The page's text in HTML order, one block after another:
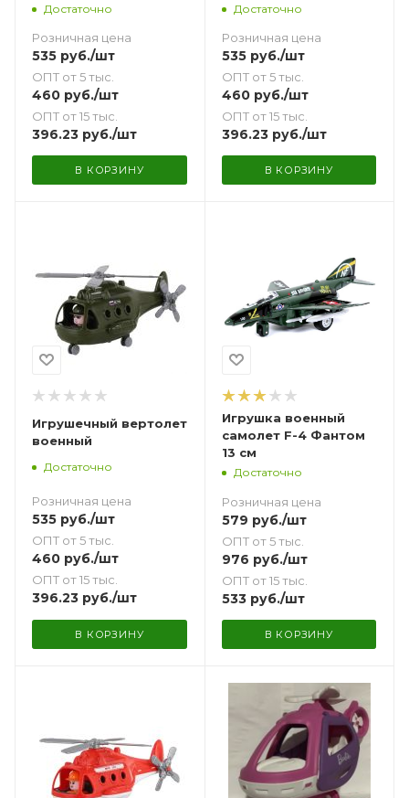
Достаточно
Розничная цена
535 руб./шт
ОПТ от 5 тыс.
460 руб./шт
ОПТ от 15 тыс.
396.23 руб./шт
В КОРЗИНУ
Достаточно
Розничная цена
535руб./шт
ОПТ от 5 тыс.
460руб./шт
ОПТ от 15 тыс.
396.23руб./шт
В КОРЗИНУ
Игрушечный вертолет
военный
Достаточно
Розничная цена
535 руб./шт
ОПТ от 5 тыс.
460 руб./шт
ОПТ от 15 тыс.
396.23 руб./шт
В КОРЗИНУ
Игрушка военный
самолет F-4 Фантом
13 см
Достаточно
Розничная цена
579 руб./шт
ОПТ от 5 тыс.
976 руб./шт
ОПТ от 15 тыс.
533руб./шт
В КОРЗИНУ